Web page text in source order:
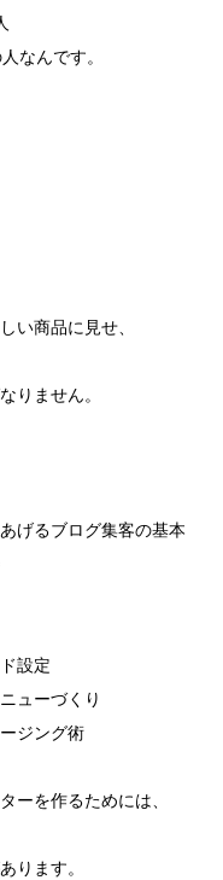
なんです。
い商品に見せ、
りません。
げるブログ集客の基本
設定
ューづくり
ジング術
ーを作るためには、
ります。